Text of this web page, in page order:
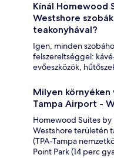
Kínál Homewood
Westshore
teakonyhával?
Igen, minden
felszereltséggel:
evőeszközök,
Milyen
Tampa Airport -
Homewood Suites
Westshore területén
(TPA-Tampa
Point Park (14 perc